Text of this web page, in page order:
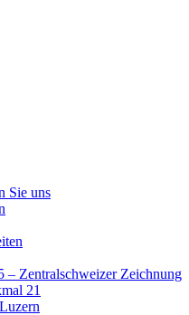
Sie uns
– Zentralschweizer Zeichnung
21